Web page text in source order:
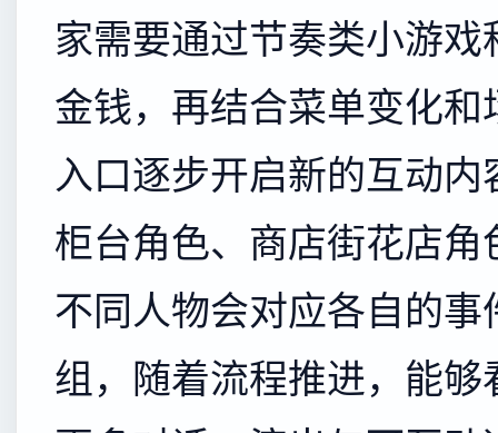
家需要通过节奏类小游戏
金钱，再结合菜单变化和
入口逐步开启新的互动内
柜台角色、商店街花店角
不同人物会对应各自的事
组，随着流程推进，能够